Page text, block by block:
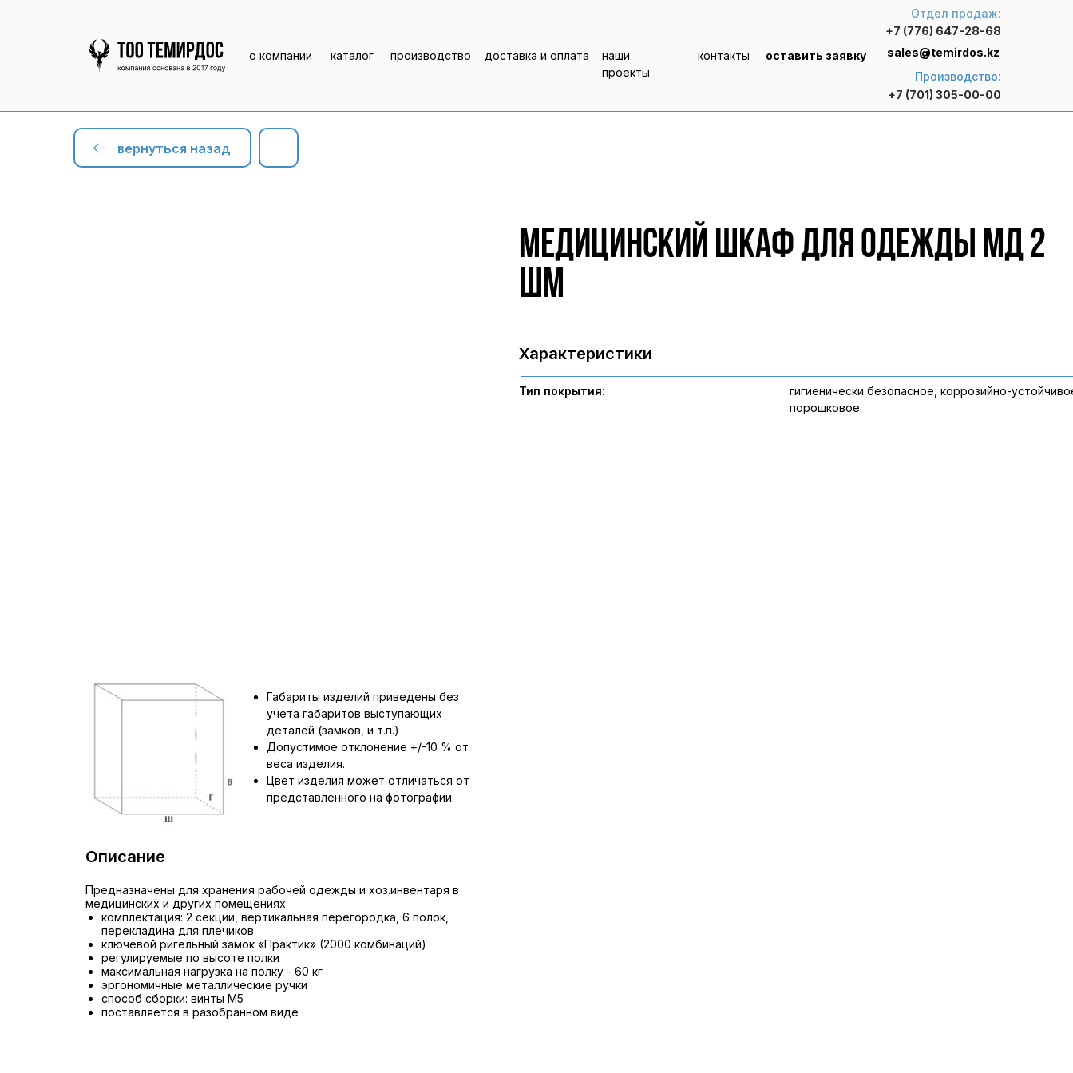
контакты оставить заявку
наши
проекты
производство доставка и оплата
каталог
о компании
Отдел продаж:
+7 (776) 647-28-68
Производство:
+7 (701) 305-00-00
sales@temirdos.kz
вернуться назад
Медицинский шкаф для одежды МД 2
ШМ
Описание
Предназначены для хранения рабочей одежды и хоз.инвентаря в
медицинских и других помещениях.
комплектация: 2 секции, вертикальная перегородка, 6 полок,
перекладина для плечиков
ключевой ригельный замок «Практик» (2000 комбинаций)
регулируемые по высоте полки
максимальная нагрузка на полку - 60 кг
эргономичные металлические ручки
способ сборки: винты М5
поставляется в разобранном виде
Габариты изделий приведены без
учета габаритов выступающих
деталей (замков, и т.п.)
Допустимое отклонение +/-10 % от
веса изделия.
Цвет изделия может отличаться от
представленного на фотографии.
Характеристики
гигиенически безопасное, коррозийно-
порошковое
Тип покрытия: